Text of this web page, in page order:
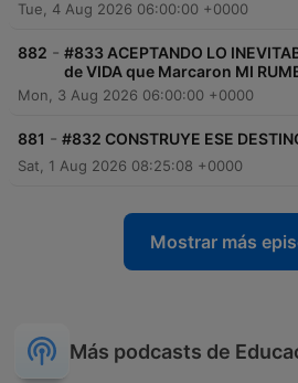
Tue, 4 Aug 2026 06:00:00 +0000
882 - #833 ACEPTANDO LO
de VIDA que Marcaron MI
Mon, 3 Aug 2026 06:00:00 +0000
881 - #832 CONSTRUYE ESE
Sat, 1 Aug 2026 08:25:08 +0000
Mostrar más
Más podcasts de